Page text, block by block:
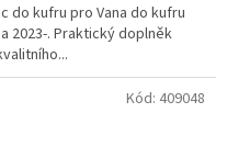
do kufru pro Vana do kufru
2023-. Praktický doplněk
Kód: 409048